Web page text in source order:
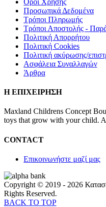
Προσωπικά Δεδομένα
Τρόποι Πληρωμής
Τρόποι Αποστολής -
Πολιτική Απορρήτου
Πολιτική Cookies
Πολιτική ακύρωσης/
Ασφάλεια Συναλλαγών
Άρθρα
Η ΕΠΙΧΕΙΡΗΣΗ
Maxland Childrens Concept
toys that grow with your child.
CONTACT
Επικοινωνήστε μαζί μας
Copyright © 2019 - 2026
Rights Reserved.
BACK TO TOP